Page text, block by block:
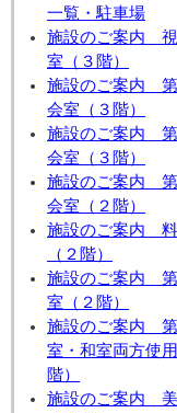
一覧・駐車場
施設のご案内
室（３階）
施設のご案内
会室（３階）
施設のご案内
会室（３階）
施設のご案内
会室（２階）
施設のご案内
（２階）
施設のご案内
室（２階）
施設のご案内
室・和室両方使
階）
施設のご案内